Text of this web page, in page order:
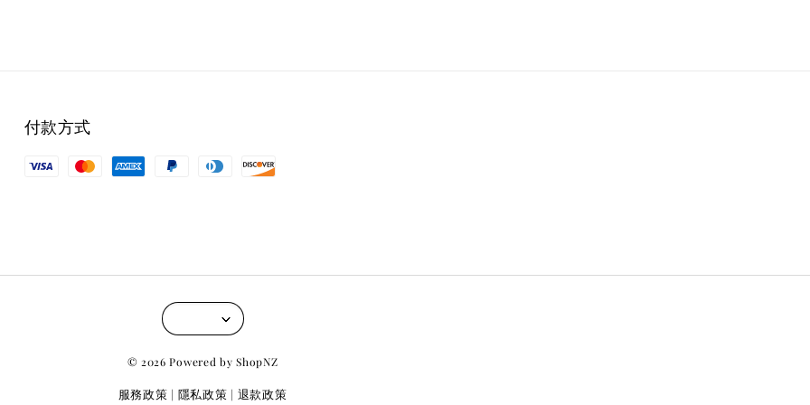
付款方式
© 2026 Powered by ShopNZ
服務政策 | 隱私政策 | 退款政策